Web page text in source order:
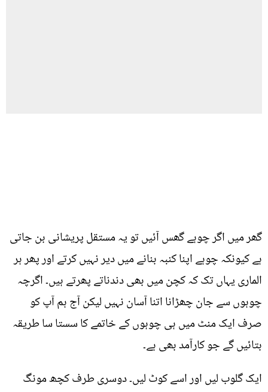
گھر میں اگر چوہے گھس آئیں تو یہ مستقل پریشانی بن جاتی
ہے کیونکہ چوہے اپنا کنبہ بنانے میں دیر نہیں کرتے اور پھر ہر
الماری یہاں تک کہ کچن میں بھی دندناتے پھرتے ہیں۔ اگرچہ
چوہوں سے جان چھڑانا اتنا آسان نہیں لیکن آج ہم آپ کو
صرف ایک منٹ میں ہی چوہوں کے خاتمے کا سستا سا طریقہ
بتائیں گے جو کارآمد بھی ہے۔
ایک گلوب لیں اور اسے کوٹ لیں۔ دوسری طرف کچھ مونگ